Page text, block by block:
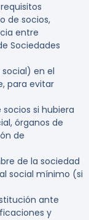
de socios,
entre
Sociedades
en el
para evitar
si hubiera
órganos de
de
de la sociedad
social mínimo (si
ante
y